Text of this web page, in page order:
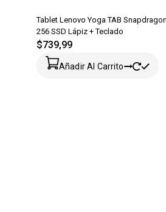
Tablet Lenovo Yoga TAB
256 SSD Lápiz + Teclado
$739,99
Añadir Al Carrito